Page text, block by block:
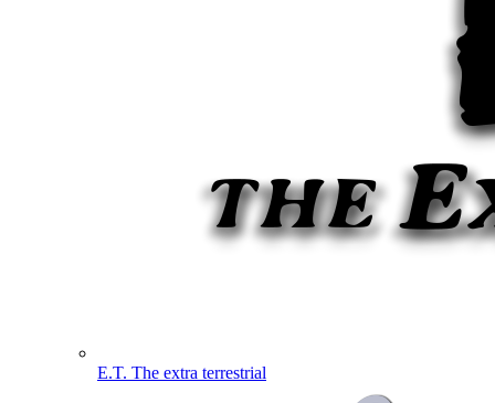
E.T. The extra terrestrial